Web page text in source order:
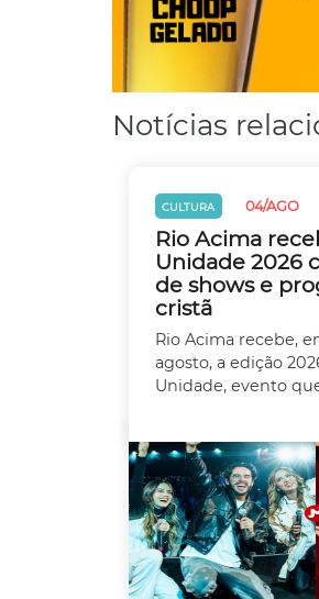
Notícias
CULTURA 04/AGO
Rio Acima
Unidade 2026
de shows e
cristã
Rio Acima recebe,
agosto, a edição
Unidade, evento